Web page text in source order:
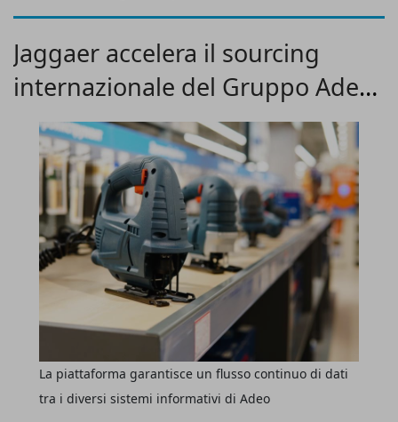
oltre 1.800 rimorchidistribuiti tra Europa e area del
Jaggaer accelera il sourcing
internazionale del Gruppo Adeo
con Aso
La piattaforma garantisce un flusso continuo di dati
tra i diversi sistemi informativi di Adeo